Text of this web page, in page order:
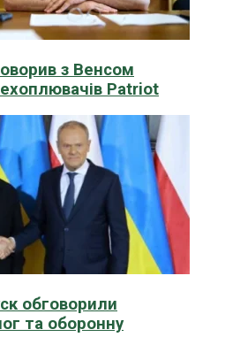
з Венсом
Patriot
обговорили
та оборонну